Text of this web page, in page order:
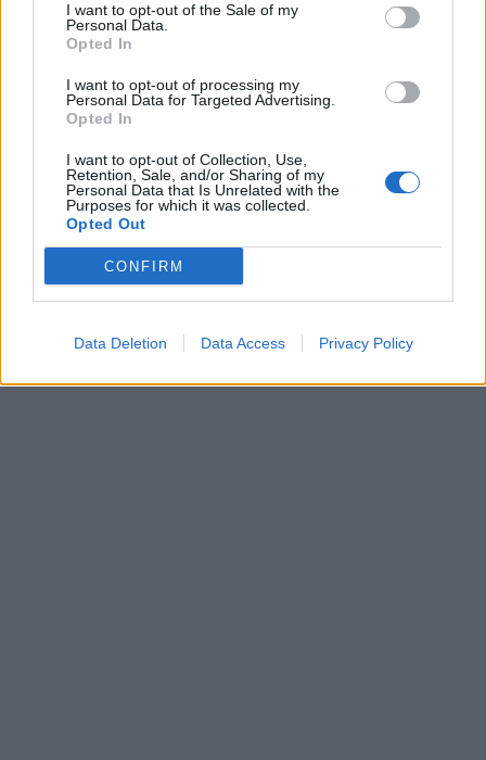
I want to opt-out of the Sale of my
Personal Data.
Opted In
I want to opt-out of processing my
Personal Data for Targeted Advertising.
Opted In
I want to opt-out of Collection, Use,
Retention, Sale, and/or Sharing of my
Personal Data that Is Unrelated with the
Purposes for which it was collected.
Opted Out
CONFIRM
Data Deletion Data Access Privacy Policy